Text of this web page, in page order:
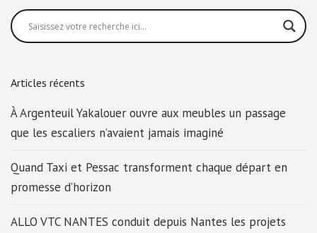
Articles récents
À Argenteuil Yakalouer ouvre aux meubles un passage
que les escaliers n’avaient jamais imaginé
Quand Taxi et Pessac transforment chaque départ en
promesse d’horizon
ALLO VTC NANTES conduit depuis Nantes les projets